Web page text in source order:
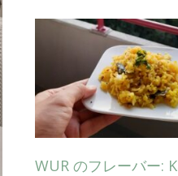
WUR のフレーバー: